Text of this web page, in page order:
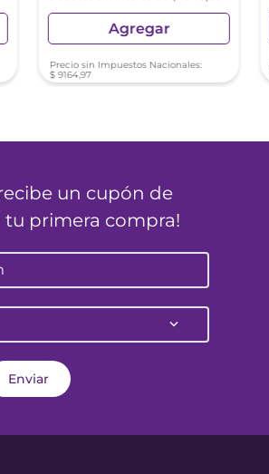
Agregar
Precio sin Impuestos Nacionales:
$ 9164,97
un cupón de
primera compra!
Enviar